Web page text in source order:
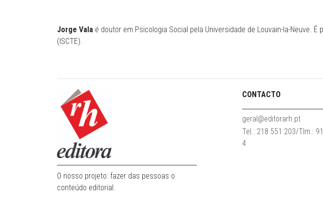
Jorge Vala é doutor em Psicologia Social pela Universidade de Louvain-la-Neuve.
(ISCTE).
O nosso projeto: fazer das pessoas o
conteúdo editorial.
CONTACTO
geral@editorarh.pt
Tel.: 218 551 203/Tlm.:
4